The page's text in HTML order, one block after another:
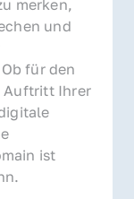
merken,
und
für den
Auftritt Ihrer
ist